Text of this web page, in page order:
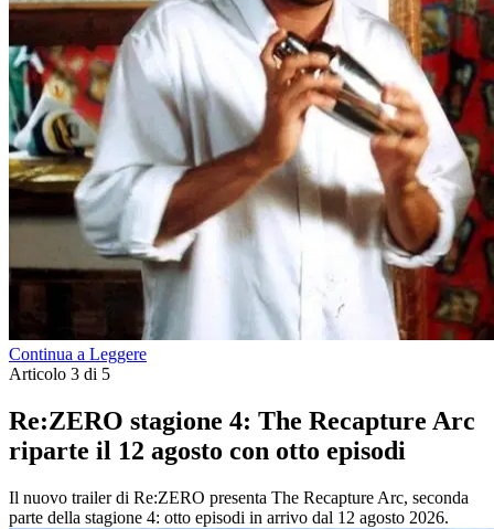
Continua a Leggere
Articolo 3 di 5
Re:ZERO stagione 4: The Recapture Arc
riparte il 12 agosto con otto episodi
Il nuovo trailer di Re:ZERO presenta The Recapture Arc, seconda
parte della stagione 4: otto episodi in arrivo dal 12 agosto 2026.